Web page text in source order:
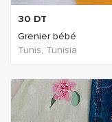
30 DT
Grenier bébé
Tunis, Tunisia